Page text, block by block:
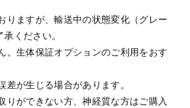
りますが、輸送中の状態変化（グレー
ください。
。生体保証オプションのご利用をおす
が生じる場合があります。
ができない方、神経質な方はご購入